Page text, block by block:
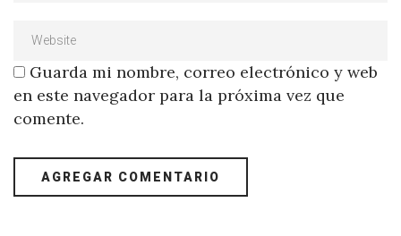
Guarda mi nombre, correo electrónico y web
en este navegador para la próxima vez que
comente.